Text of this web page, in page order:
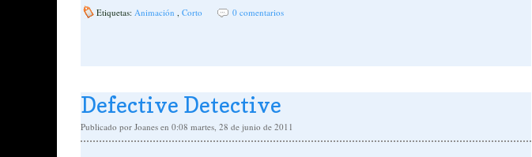
Etiquetas: Animación Corto 0 comentarios
Defective Detective
Publicado por Joanes en 0:08 martes, 28 de junio de 2011